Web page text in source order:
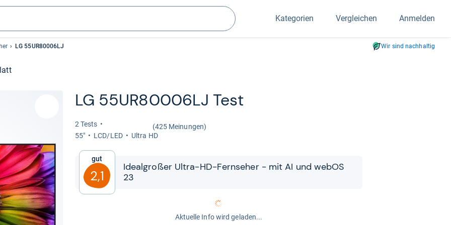
Suchen
Kategorien Vergleichen Anmelden
LG 55UR80006LJ Wir sind nachhaltig
LG 55UR80006LJ Test
2 Tests
(425 Meinungen)
55"
LCD/LED Ultra HD
Gut
2,1
Ide­al­großer Ultra-​​HD-​​Fern­se­her -​​ mit AI und webOS
23
Aktuelle Info wird geladen...